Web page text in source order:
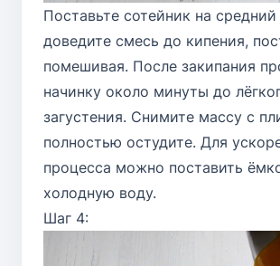
Поставьте сотейник на средний
доведите смесь до кипения,
помешивая. После закипания
начинку около минуты до
загустения. Снимите массу с
полностью остудите. Для
процесса можно поставить
холодную воду.
Шаг 4: